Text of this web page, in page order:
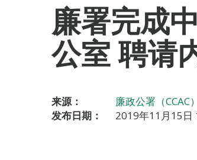
廉署完成
公室 聘请
来源：
廉政公署（CCAC）
发布日期：
2019年11月15日